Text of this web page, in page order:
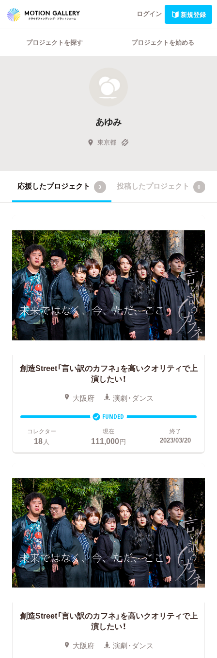
ログイン 新規登録
プロジェクトを探す プロジェクトを始める
あゆみ
東京都
応援したプロジェクト 3 投稿したプロジェクト 0
創造Street「言い訳のカフネ」を高いクオリティで上
演したい！
大阪府 演劇・ダンス
FUNDED
コレクター
18 人
現在
111,000円
終了
2023/03/20
創造Street「言い訳のカフネ」を高いクオリティで上
演したい！
大阪府 演劇・ダンス